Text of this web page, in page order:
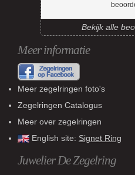
Bekijk alle
Meer informatie
Meer zegelringen foto's
Zegelringen Catalogus
Meer over zegelringen
English site: Signet Ring
Juwelier De Zegelring